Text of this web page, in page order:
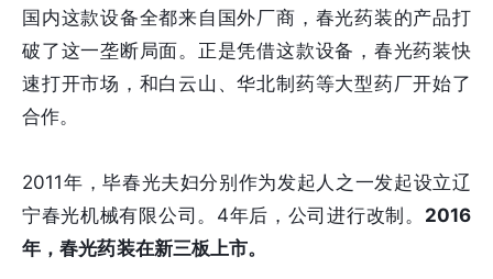
国内这款设备全都来自国外厂商，春光药装的产品打
破了这一垄断局面。正是凭借这款设备，春光药装快
速打开市场，和白云山、华北制药等大型药厂开始了
合作。
2011年，毕春光夫妇分别作为发起人之一发起设立辽
宁春光机械有限公司。4年后，公司进行改制。 2016
年，春光药装在新三板上市。